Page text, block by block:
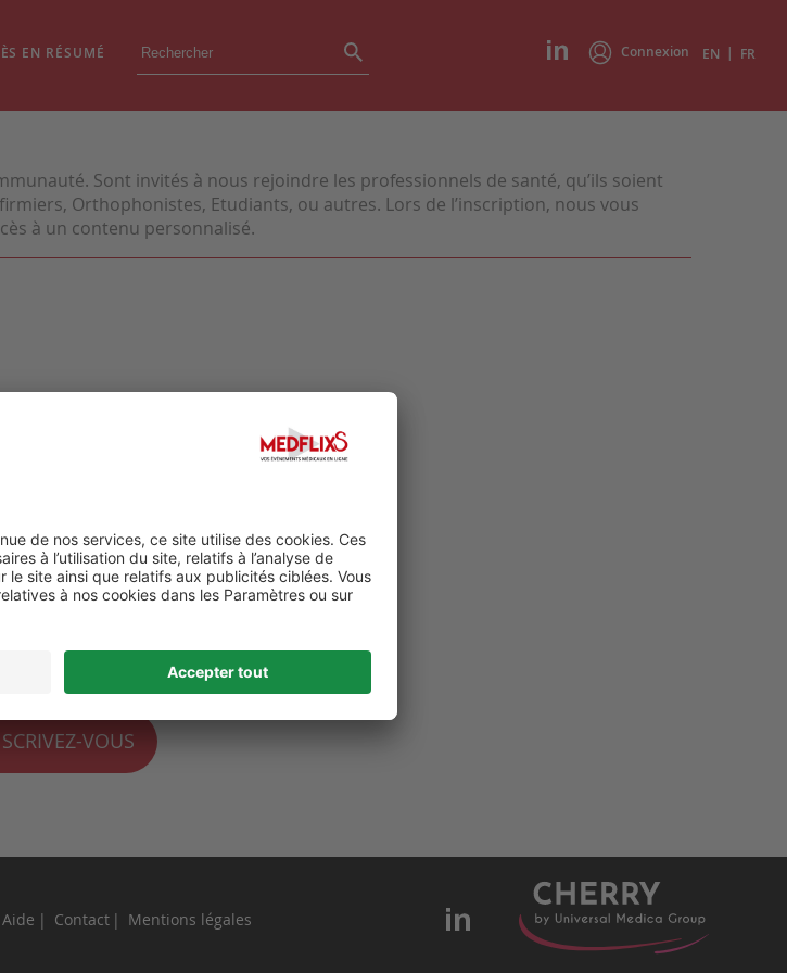
Connexion EN | FR
EN RÉSUMÉ
Sont invités à nous rejoindre les professionnels de santé, qu’ils soient
Orthophonistes, Etudiants, ou autres. Lors de l’inscription, nous vous
à un contenu personnalisé.
VOUS
Aide Contact Mentions légales